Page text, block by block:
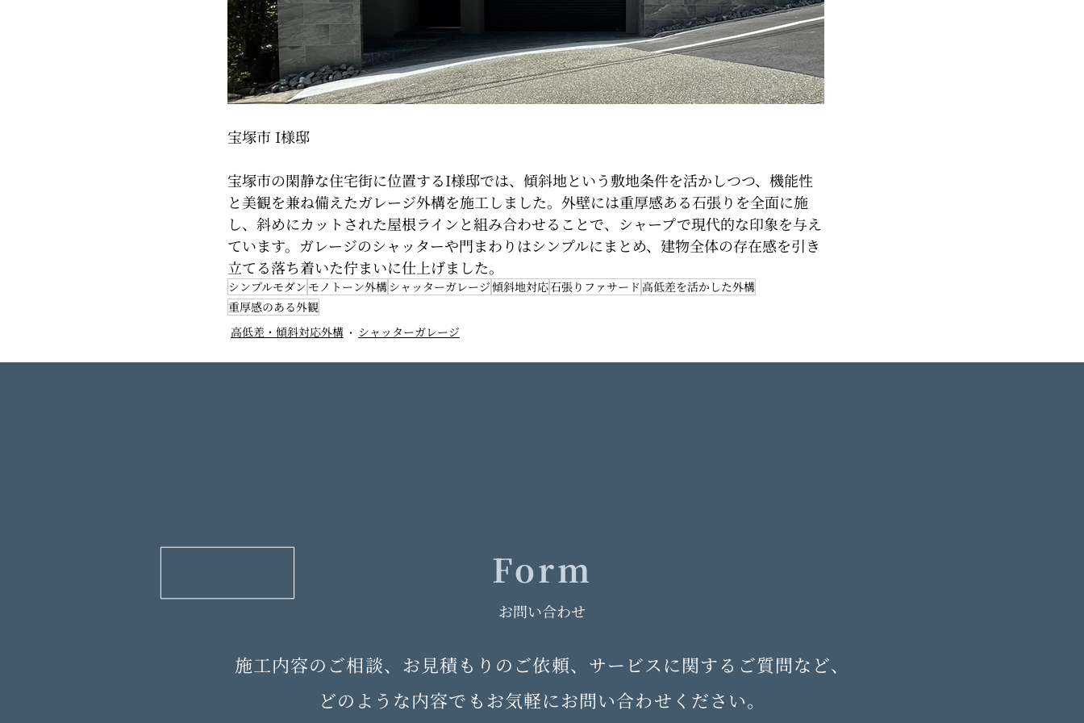
宝塚市 I様邸
宝塚市の閑静な住宅街に位置するI様邸では、傾斜地という敷地条件を活かしつつ、機能性
と美観を兼ね備えたガレージ外構を施工しました。外壁には重厚感ある石張りを全面に施
し、斜めにカットされた屋根ラインと組み合わせることで、シャープで現代的な印象を与え
ています。ガレージのシャッターや門まわりはシンプルにまとめ、建物全体の存在感を引き
立てる落ち着いた佇まいに仕上げました。
シンプルモダン モノトーン外構 シャッターガレージ傾斜地対応石張りファサード 高低差を活かした外構
重厚感のある外観
高低差・傾斜対応外構
シャッターガレージ
Form
お問い合わせ
施工内容のご相談、お見積もりのご依頼、サービスに関するご質問など、
どのような内容でもお気軽にお問い合わせください。